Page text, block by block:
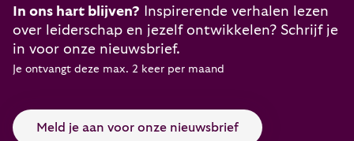
In ons hart blijven? Inspirerende verhalen lezen
over leiderschap en jezelf ontwikkelen? Schrijf je
in voor onze nieuwsbrief.
Je ontvangt deze max. 2 keer per maand
Meld je aan voor onze nieuwsbrief